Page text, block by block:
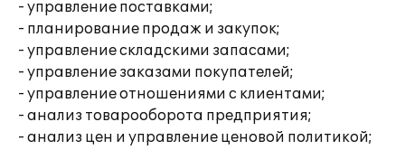
- управление поставками;
- планирование продаж и закупок;
- управление складскими запасами;
- управление заказами покупателей;
- управление отношениями с клиентами;
- анализ товарооборота предприятия;
- анализ цен и управление ценовой политикой;